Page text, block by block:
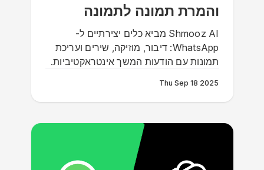
והמרת תמונה לתמונה
Shmooz AI מביא כלים יצירתיים ל-
WhatsApp: דיבור, מוזיקה, שירים ועריכת
תמונות עם הודעות המשך אינטראקטיביות.
Thu Sep 18 2025